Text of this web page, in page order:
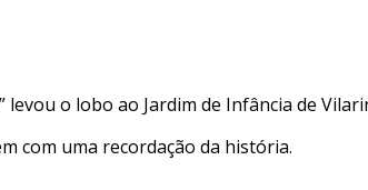
o lobo ao Jardim de Infância de
com uma recordação da história.